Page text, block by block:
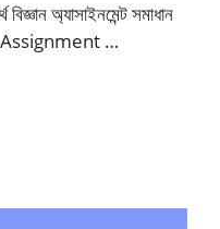
অ্যাসাইনমেন্ট সমাধান
…